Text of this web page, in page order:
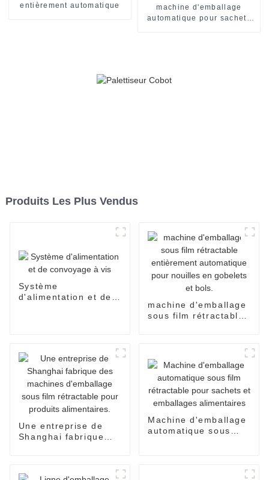
entièrement automatique
machine d'emballage
automatique pour sachets
Produits Les Plus Vendus
Système
d'alimentation et de
machine d'emballage
sous film rétractable
et bols.
Une entreprise de
Shanghai fabrique
Machine d'emballage
automatique sous